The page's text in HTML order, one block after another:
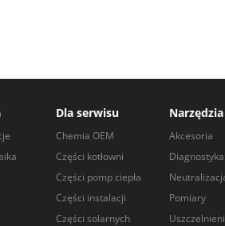
Dla serwisu
Chemia OEM
Części kotłowni
Części pomp ciepła
Części instalacji
Części solarnych
Narzędzia
Akcesoria
Diagnostyka
Pomiary